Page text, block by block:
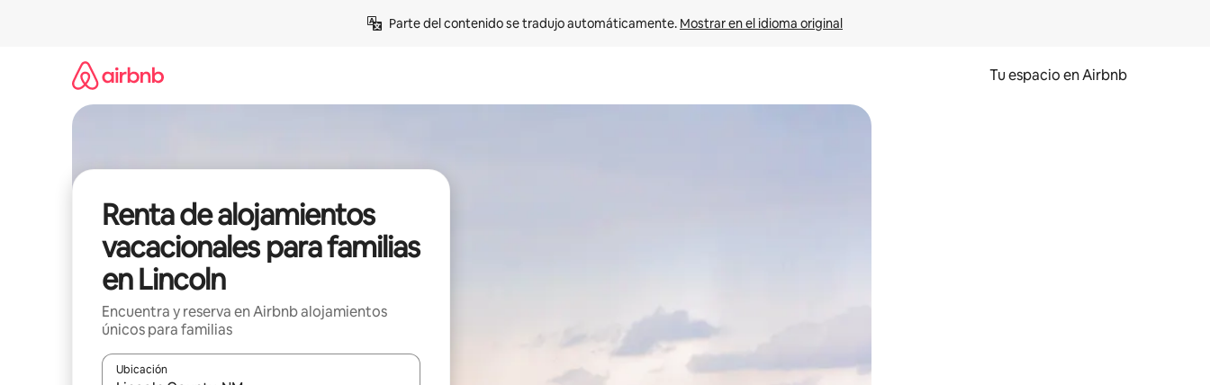
Parte del contenido se tradujo automáticamente. Mostrar en el idioma original
Tu espacio en Airbnb
Renta de alojamientos
vacacionales para familias
en Lincoln
Encuentra y reserva en Airbnb alojamientos
únicos para familias
Ubicación